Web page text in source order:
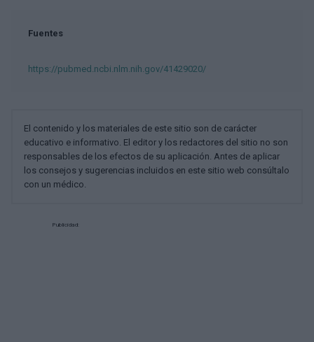
Fuentes
https://pubmed.ncbi.nlm.nih.gov/41429020/
El contenido y los materiales de este sitio son de carácter
educativo e informativo. El editor y los redactores del sitio no son
responsables de los efectos de su aplicación. Antes de aplicar
los consejos y sugerencias incluidos en este sitio web consúltalo
con un médico.
Publicidad: